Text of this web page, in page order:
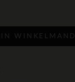
IN WINKELMAND